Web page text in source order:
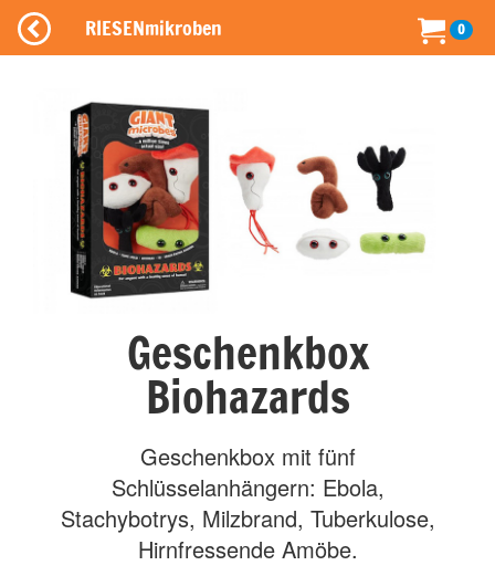
RIESENmikroben 0
Geschenkbox
Biohazards
Geschenkbox mit fünf
Schlüsselanhängern: Ebola,
Stachybotrys, Milzbrand, Tuberkulose,
Hirnfressende Amöbe.